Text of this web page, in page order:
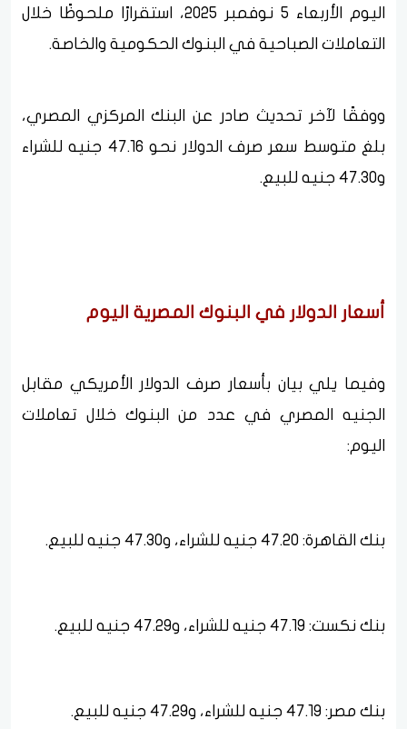
اليوم الأربعاء 5 نوفمبر 2025، استقرارًا ملحوظًا خلال
التعاملات الصباحية في البنوك الحكومية والخاصة.
ووفقًا لآخر تحديث صادر عن البنك المركزي المصري،
بلغ متوسط سعر صرف الدولار نحو 47.16 جنيه للشراء
و47.30 جنيه للبيع.
أسعار الدولار في البنوك المصرية اليوم
وفيما يلي بيان بأسعار صرف الدولار الأمريكي مقابل
الجنيه المصري في عدد من البنوك خلال تعاملات
اليوم:
بنك القاهرة: 47.20 جنيه للشراء، و47.30 جنيه للبيع.
بنك نكست: 47.19 جنيه للشراء، و47.29 جنيه للبيع.
بنك مصر: 47.19 جنيه للشراء، و47.29 جنيه للبيع.